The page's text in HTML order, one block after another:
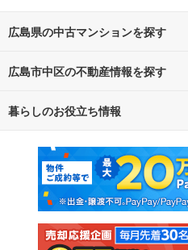
広島県の中古マンションを探す
路線・駅から探す
通勤・通学時間から探す
広島市中区の不動産情報を探す
不動産・住宅
新築マンション
新築一戸建て
注文住宅
暮らしのお役立ち情報
マンションカタログ